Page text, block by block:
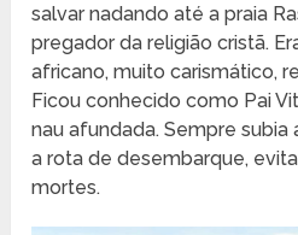
salvar nadando até a praia
pregador da religião cristã.
africano, muito carismático,
Ficou conhecido como Pai
nau afundada. Sempre subia
a rota de desembarque,
mortes.